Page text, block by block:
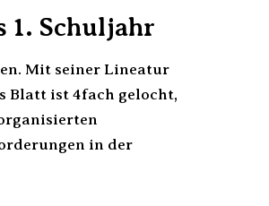
1. Schuljahr
Mit seiner Lineatur
Blatt ist 4fach gelocht,
in der